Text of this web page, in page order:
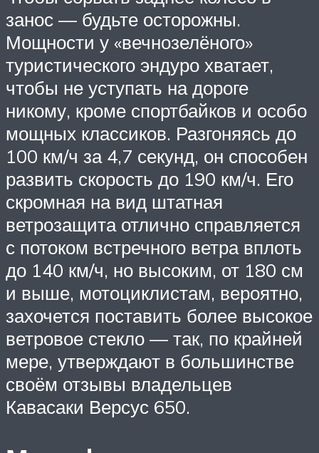
занос — будьте осторожны.
Мощности у «вечнозелёного»
туристического эндуро хватает,
чтобы не уступать на дороге
никому, кроме спортбайков и особо
мощных классиков. Разгоняясь до
100 км/ч за 4,7 секунд, он способен
развить скорость до 190 км/ч. Его
скромная на вид штатная
ветрозащита отлично справляется
с потоком встречного ветра вплоть
до 140 км/ч, но высоким, от 180 см
и выше, мотоциклистам, вероятно,
захочется поставить более высокое
ветровое стекло — так, по крайней
мере, утверждают в большинстве
своём отзывы владельцев
Кавасаки Версус 650.